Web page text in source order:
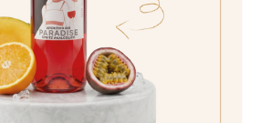
sono maggiorenne
not of legal drinking age